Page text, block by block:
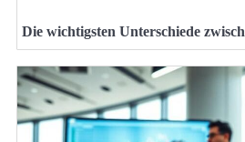
Die wichtigsten Unterschiede